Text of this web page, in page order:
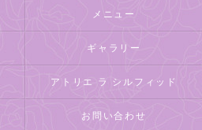
メニュー
ギャラリー
アトリエ ラ シルフィッド
お問い合わせ